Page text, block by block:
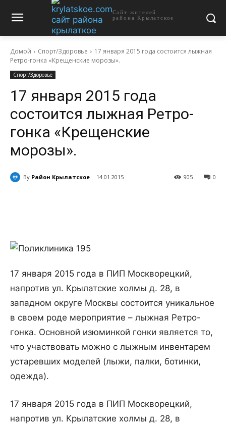
Сайт жителей
района Крылатское
Домой Спорт/Здоровье
17 января 2015 года состоится лыжная
Ретро-гонка «Крещенские морозы».
Спорт/Здоровье
17 января 2015 года
состоится лыжная Ретро-
гонка «Крещенские
морозы».
By Район Крылатское 14.01.2015 0
905
17 января 2015 года в ПИП Москворецкий,
напротив ул. Крылатские холмы д. 28, в
западном округе Москвы состоится уникальное
в своем роде мероприятие – лыжная Ретро-
гонка. Основной изюминкой гонки является то,
что участвовать можно с лыжным инвентарем
устаревших моделей (лыжи, палки, ботинки,
одежда).
17 января 2015 года в ПИП Москворецкий,
напротив ул. Крылатские холмы д. 28, в